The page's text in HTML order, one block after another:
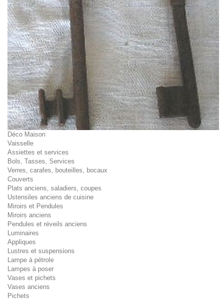
Déco Maison
Vaisselle
Assiettes et services
Bols, Tasses, Services
Verres, carafes, bouteilles, bocaux
Couverts
Plats anciens, saladiers, coupes
Ustensiles anciens de cuisine
Miroirs et Pendules
Miroirs anciens
Pendules et réveils anciens
Luminaires
Appliques
Lustres et suspensions
Lampe à pétrole
Lampes à poser
Vases et pichets
Vases anciens
Pichets